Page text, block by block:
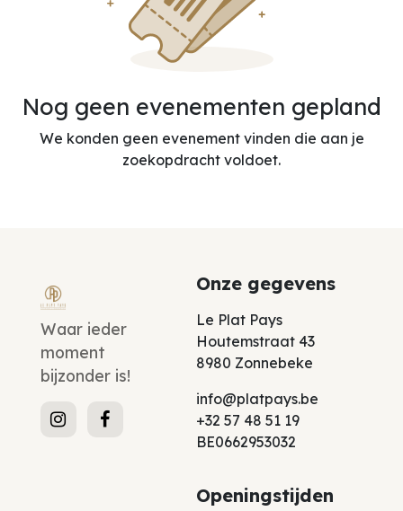
Nog geen evenementen gepland
We konden geen evenement vinden die aan je
zoekopdracht voldoet.
Waar ieder
moment
bijzonder is!
Onze gegevens
Le Plat Pays
Houtemstraat 43
8980 Zonnebeke
info@platpays.be
+32 57 48 51 19
BE0662953032
Openingstijden